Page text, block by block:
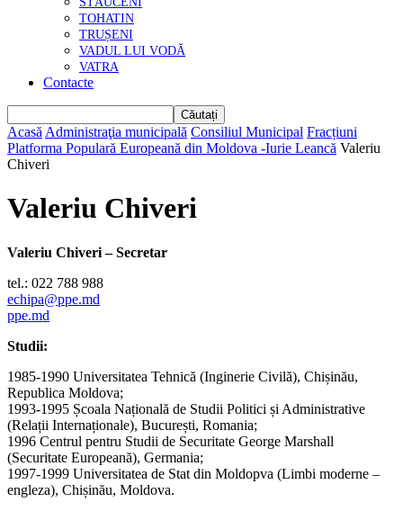
TOHATIN
TRUȘENI
VADUL LUI VODĂ
VATRA
Contacte
Acasă Administraţia municipală Consiliul Municipal Fracțiuni
Platforma Populară Europeană din Moldova -Iurie Leancă Valeriu
Chiveri
Valeriu Chiveri
Valeriu Chiveri – Secretar
tel.: 022 788 988
echipa@ppe.md
ppe.md
Studii:
1985-1990 Universitatea Tehnică (Inginerie Civilă), Chișinău,
Republica Moldova;
1993-1995 Școala Națională de Studii Politici și Administrative
(Relații Internaționale), București, Romania;
1996 Centrul pentru Studii de Securitate George Marshall
(Securitate Europeană), Germania;
1997-1999 Universitatea de Stat din Moldopva (Limbi moderne –
engleza), Chișinău, Moldova.